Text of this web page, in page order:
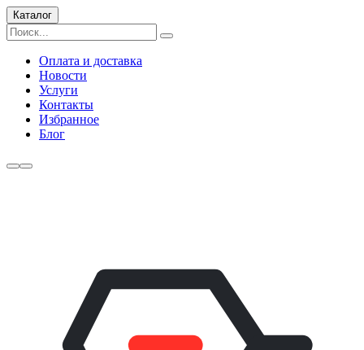
Каталог
Оплата и доставка
Новости
Услуги
Контакты
Избранное
Блог